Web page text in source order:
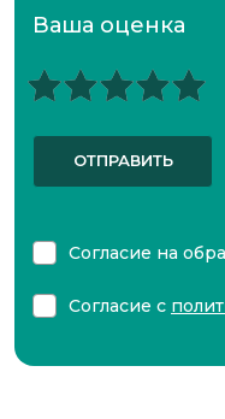
Ваша оценка
ОТПРАВИТЬ
Согласие на
Согласие с